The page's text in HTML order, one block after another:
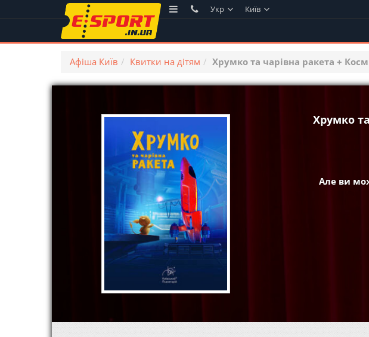
Укр Київ
Афіша Київ Квитки на дітям Хрумко та чарівна ракета +
Хрумко
Але ви